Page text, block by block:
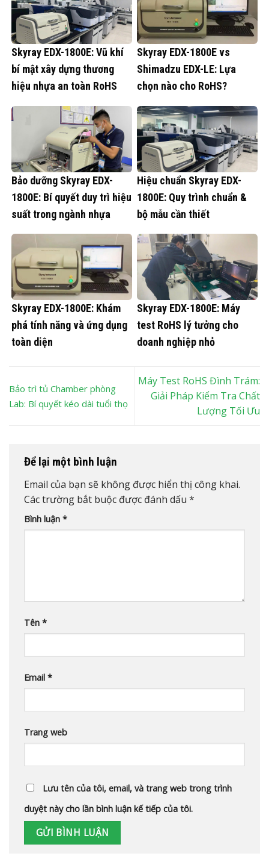
Skyray EDX-1800E: Vũ khí
bí mật xây dựng thương
hiệu nhựa an toàn RoHS
Skyray EDX-1800E vs
Shimadzu EDX-LE: Lựa
chọn nào cho RoHS?
Bảo dưỡng Skyray EDX-
1800E: Bí quyết duy trì hiệu
suất trong ngành nhựa
Hiệu chuẩn Skyray EDX-
1800E: Quy trình chuẩn &
bộ mẫu cần thiết
Skyray EDX-1800E: Khám
phá tính năng và ứng dụng
toàn diện
Skyray EDX-1800E: Máy
test RoHS lý tưởng cho
doanh nghiệp nhỏ
Bảo trì tủ Chamber phòng
Lab: Bí quyết kéo dài tuổi thọ
Máy Test RoHS Đình Trám:
Giải Pháp Kiểm Tra Chất
Lượng Tối Ưu
Để lại một bình luận
Email của bạn sẽ không được hiển thị công khai.
Các trường bắt buộc được đánh dấu *
Bình luận *
Tên *
Email *
Trang web
Lưu tên của tôi, email, và trang web trong trình
duyệt này cho lần bình luận kế tiếp của tôi.